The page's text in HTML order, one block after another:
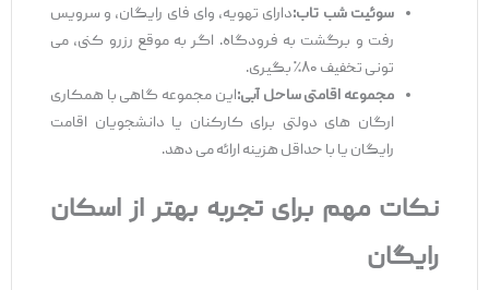
سوئیت شب ‌تاب:دارای تهویه، وای ‌فای رایگان، و سرویس
رفت ‌و ‌برگشت به فرودگاه. اگر به موقع رزرو کنی، می
‌تونی تخفیف ۸۰٪ بگیری.
مجموعه اقامتی ساحل آبی:این مجموعه گاهی با همکاری
ارگان‌ های دولتی برای کارکنان یا دانشجویان اقامت
رایگان یا با حداقل هزینه ارائه می ‌دهد.
نکات مهم برای تجربه بهتر از اسکان
رایگان